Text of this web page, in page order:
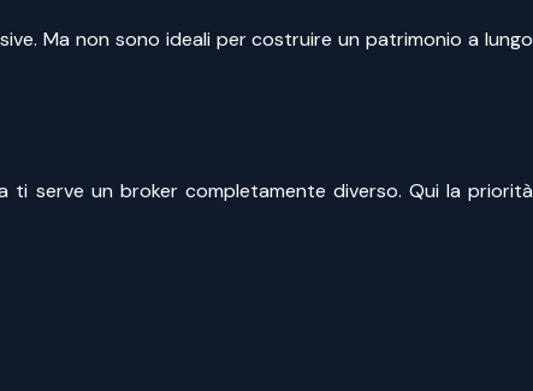
Ma non sono ideali per costruire un patrimonio a lungo
ti serve un broker completamente diverso. Qui la priorità